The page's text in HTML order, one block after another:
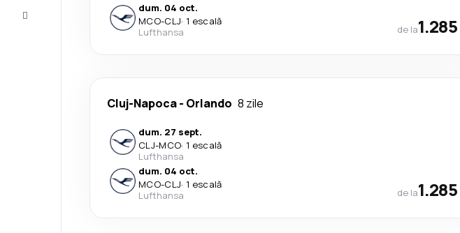
dum. 04 oct.
MCO-CLJ· 1 escală
Lufthansa
de la
Cluj-Napoca- Orlando 8 zile
dum. 27 sept.
CLJ-MCO· 1 escală
Lufthansa
dum. 04 oct.
MCO-CLJ· 1 escală
Lufthansa
de la